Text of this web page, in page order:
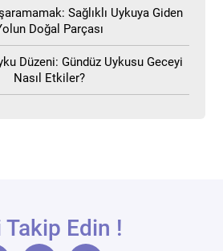
Sağlıklı Uykuya Giden
Doğal Parçası
Düzeni: Gündüz Uykusu Geceyi
Nasıl Etkiler?
Takip Edin !